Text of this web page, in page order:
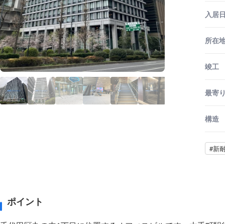
入居
所在
竣工
最寄
構造
#新
ポイント